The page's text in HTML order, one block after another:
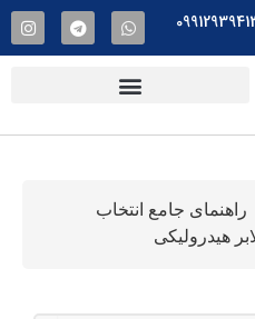
راهنمای جامع انتخاب
هیدرولیکی